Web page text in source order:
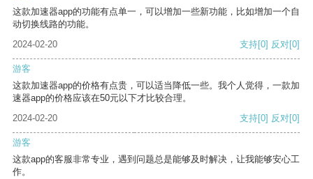
这款加速器app的功能有点单一，可以增加一些新功能，比如增加一个自
动切换线路的功能。
2024-02-20
支持[0] 反对[0]
游客
这款加速器app的价格有点贵，可以适当降低一些。我个人觉得，一款加
速器app的价格应该在50元以下才比较合理。
2024-02-20
支持[0] 反对[0]
游客
这款app的客服非常专业，遇到问题总是能够及时解决，让我能够安心工
作。